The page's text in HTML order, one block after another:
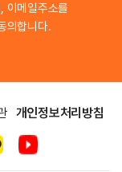
이메일주소를
의합니다.
개인정보처리방침